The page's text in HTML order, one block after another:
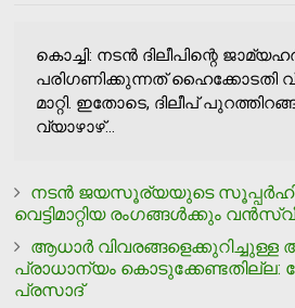
കൊച്ചി: നടൻ ദിലീപിന്റെ
പരിഗണിക്കുന്നത് ഹൈക്കോടതി
മാറ്റി. ഇതോടെ, ദിലീപ്
വ്യാഴാഴ്...
നടന്‍ ജയസൂര്യയുടെ
വെട്ടിമാറ്റിയ രംഗങ്ങള്‍ക്കും
ആധാര്‍
പ്രാധാന്യം കൊടുക്കേണ്ടതില്ല:
പ്രസാദ്